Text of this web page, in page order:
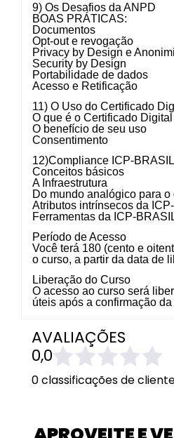
9) Os Desafios da ANPD
BOAS PRÁTICAS:
Documentos
Opt-out e revogação
Privacy by Design e
Security by Design
Portabilidade de dados
Acesso e Retificação
11) O Uso do Certificado
O que é o Certificado Digital
O benefício de seu uso
Consentimento
12)Compliance ICP-
Conceitos básicos
A Infraestrutura
Do mundo analógico para o
Atributos intrínsecos da
Ferramentas da ICP-
Período de Acesso
Você terá 180 (cento e
o curso, a partir da data de
Liberação do Curso
O acesso ao curso será
úteis após a confirmação da
AVALIAÇÕES
0,0
0 classificações de